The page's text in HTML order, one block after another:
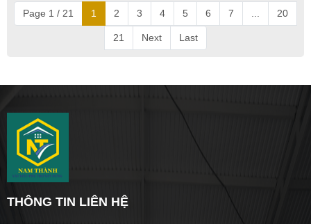
Page 1 / 21 1 2 3 4 5 6 7 20
21 Next Last
THÔNG TIN LIÊN HỆ